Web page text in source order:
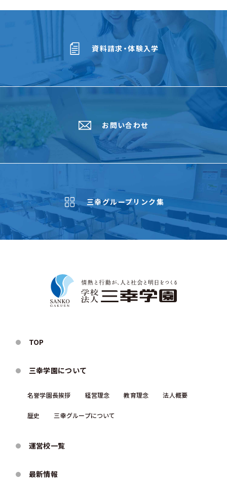
資料請求・体験入学
お問い合わせ
三幸グループリンク集
TOP
三幸学園について
名誉学園⻑挨拶 経営理念 教育理念 法人概要
歴史 三幸グループについて
運営校一覧
最新情報